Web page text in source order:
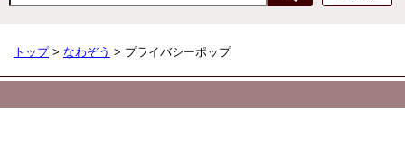
トップ> なわぞう > プライバシーポップ